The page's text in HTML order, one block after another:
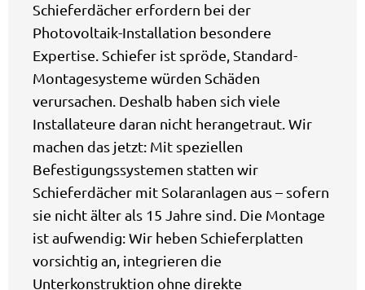
Schieferdächer erfordern bei der
Photovoltaik-Installation besondere
Expertise. Schiefer ist spröde, Standard-
Montagesysteme würden Schäden
verursachen. Deshalb haben sich viele
Installateure daran nicht herangetraut. Wir
machen das jetzt: Mit speziellen
Befestigungssystemen statten wir
Schieferdächer mit Solaranlagen aus – sofern
sie nicht älter als 15 Jahre sind. Die Montage
ist aufwendig: Wir heben Schieferplatten
vorsichtig an, integrieren die
Unterkonstruktion ohne direkte